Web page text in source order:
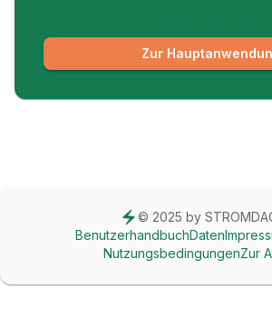
Zur
© 2025 by
BenutzerhandbuchDaten
NutzungsbedingungenZur